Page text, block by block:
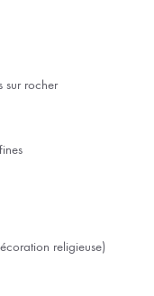
sur rocher
religieuse)